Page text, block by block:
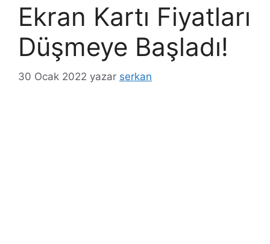
Ekran Kartı Fiyatları
Düşmeye Başladı!
30 Ocak 2022 yazar serkan